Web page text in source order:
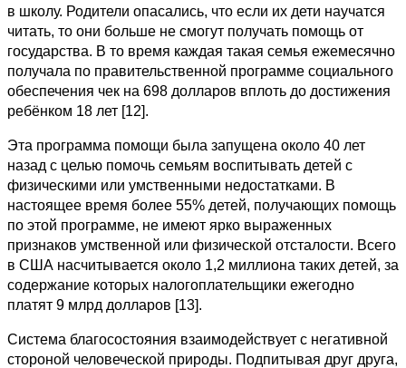
в школу. Родители опасались, что если их дети научатся
читать, то они больше не смогут получать помощь от
государства. В то время каждая такая семья ежемесячно
получала по правительственной программе социального
обеспечения чек на 698 долларов вплоть до достижения
ребёнком 18 лет [12].
Эта программа помощи была запущена около 40 лет
назад с целью помочь семьям воспитывать детей с
физическими или умственными недостатками. В
настоящее время более 55% детей, получающих помощь
по этой программе, не имеют ярко выраженных
признаков умственной или физической отсталости. Всего
в США насчитывается около 1,2 миллиона таких детей, за
содержание которых налогоплательщики ежегодно
платят 9 млрд долларов [13].
Система благосостояния взаимодействует с негативной
стороной человеческой природы. Подпитывая друг друга,